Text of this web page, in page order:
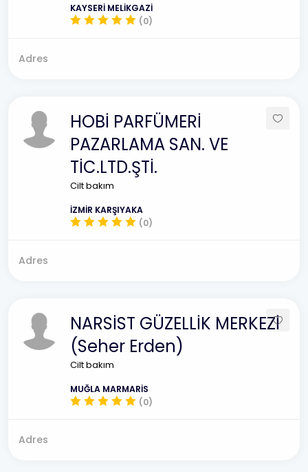
KAYSERİ MELİKGAZİ
(0)
Adres
HOBİ PARFÜMERİ
PAZARLAMA SAN. VE
TİC.LTD.ŞTİ.
Cilt bakım
İZMİR KARŞIYAKA
(0)
Adres
NARSİST GÜZELLİK MERKEZİ
(Seher Erden)
Cilt bakım
MUĞLA MARMARİS
(0)
Adres